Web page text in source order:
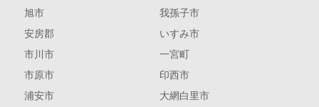
旭市
我孫子市
安房郡
いすみ市
市川市
一宮町
市原市
印西市
浦安市
大網白里市